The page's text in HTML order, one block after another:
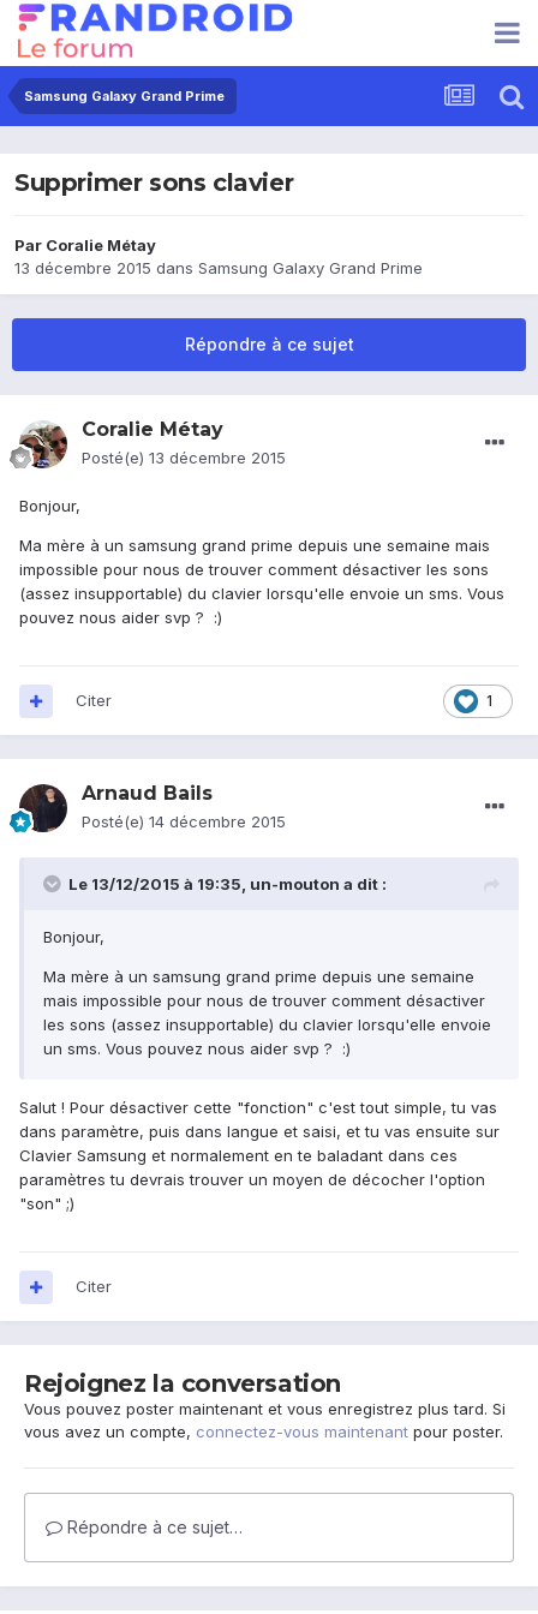
Samsung Galaxy Grand Prime
Supprimer sons clavier
Par Coralie Métay
13 décembre 2015 dans Samsung Galaxy Grand Prime
Répondre à ce sujet
Coralie Métay
Posté(e) 13 décembre 2015
Bonjour,
Ma mère à un samsung grand prime depuis une semaine mais
impossible pour nous de trouver comment désactiver les sons
(assez insupportable) du clavier lorsqu'elle envoie un sms. Vous
pouvez nous aider svp ? :)
1
Citer
Arnaud Bails
Posté(e) 14 décembre 2015
Le 13/12/2015 à 19:35, un-mouton a dit :
Bonjour,
Ma mère à un samsung grand prime depuis une semaine
mais impossible pour nous de trouver comment désactiver
les sons (assez insupportable) du clavier lorsqu'elle envoie
un sms. Vous pouvez nous aider svp ? :)
Salut ! Pour désactiver cette "fonction" c'est tout simple, tu vas
dans paramètre, puis dans langue et saisi, et tu vas ensuite sur
Clavier Samsung et normalement en te baladant dans ces
paramètres tu devrais trouver un moyen de décocher l'option
"son" ;)
Citer
Rejoignez la conversation
Vous pouvez poster maintenant et vous enregistrez plus tard. Si
vous avez un compte, connectez-vous maintenant pour poster.
Répondre à ce sujet…